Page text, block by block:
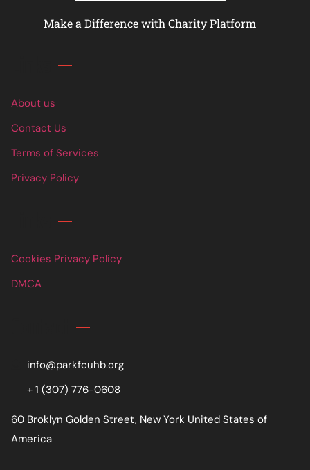
Make a Difference with Charity Platform
About us
Contact Us
Terms of Services
Privacy Policy
Cookies Privacy Policy
DMCA
info@parkfcuhb.org
+ 1 (307) 776-0608
60 Broklyn Golden Street, New York United States of
America